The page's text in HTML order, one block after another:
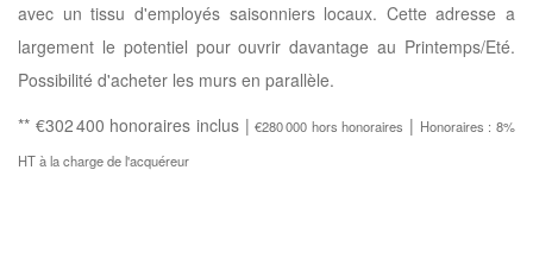
avec un tissu d'employés saisonniers locaux. Cette adresse a
largement le potentiel pour ouvrir davantage au Printemps/Eté.
Possibilité d'acheter les murs en parallèle.
** €302 400 honoraires inclus |€280 000 hors honoraires | Honoraires : 8%
HT à la charge de l'acquéreur